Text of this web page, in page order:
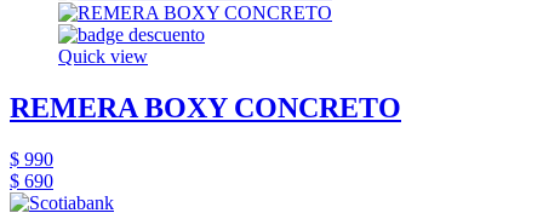
Quick view
REMERA BOXY CONCRETO
$ 990
$ 690